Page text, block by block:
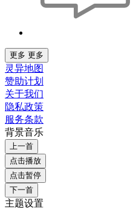
更多 更多
灵异地图
赞助计划
关于我们
隐私政策
服务条款
背景音乐
上一首
点击播放
点击暂停
下一首
主题设置